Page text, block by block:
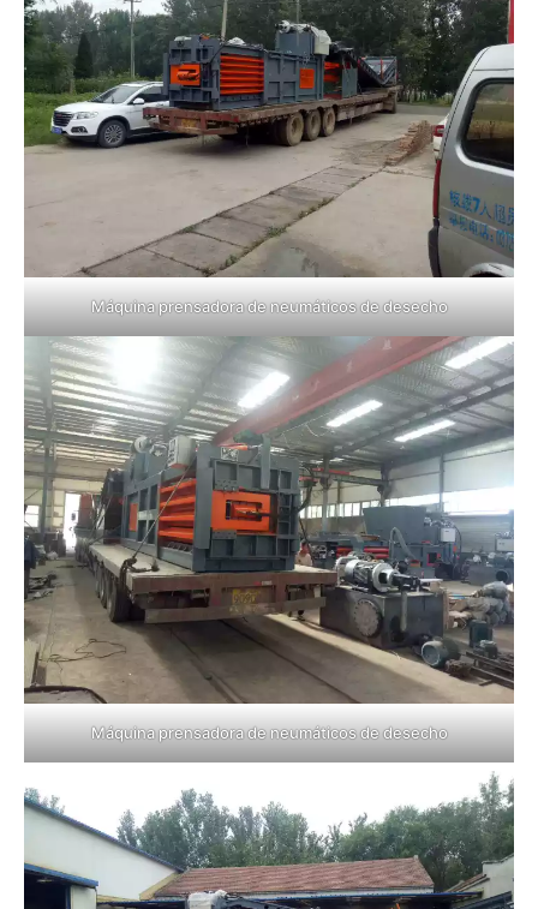
Máquina prensadora de neumáticos de desecho
Máquina prensadora de neumáticos de desecho